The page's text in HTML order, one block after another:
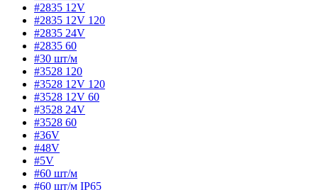
#2835 12V
#2835 12V 120
#2835 24V
#2835 60
#30 шт/м
#3528 120
#3528 12V 120
#3528 12V 60
#3528 24V
#3528 60
#36V
#48V
#5V
#60 шт/м
#60 шт/м IP65